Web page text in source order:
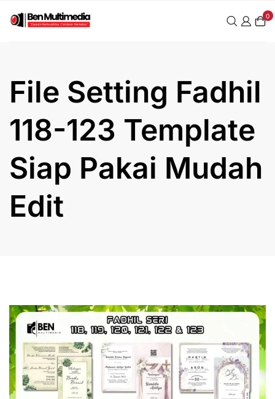
0
File Setting Fadhil
118-123 Template
Siap Pakai Mudah
Edit